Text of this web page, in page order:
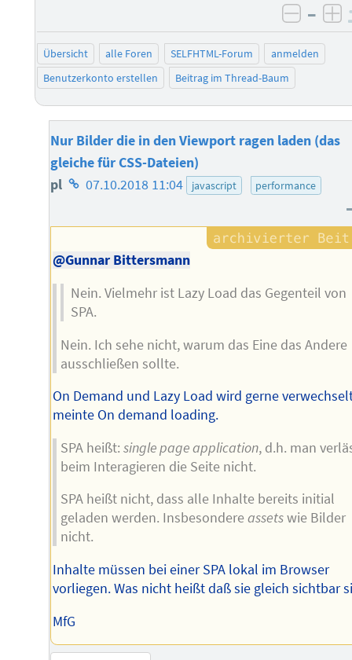
–
Übersicht alle Foren SELFHTML-Forum
anmelden
Benutzerkonto erstellen
Beitrag im Thread-Baum
Nur Bilder die in den Viewport ragen laden (das
gleiche für CSS-Dateien)
pl Homepage
Autors
07.10.2018 11:04 javascript performance
@Gunnar Bittersmann
Nein. Vielmehr ist Lazy Load das Gegenteil von
SPA.
Nein. Ich sehe nicht, warum das Eine das Andere
ausschließen sollte.
On Demand und Lazy Load wird gerne
meinte On demand loading.
SPA heißt: single page application, d.h. man
beim Interagieren die Seite nicht.
SPA heißt nicht, dass alle Inhalte bereits initial
geladen werden. Insbesondereassetswie Bilder
nicht.
Inhalte müssen bei einer SPA lokal im Browser
vorliegen. Was nicht heißt daß sie gleich sichtbar
MfG